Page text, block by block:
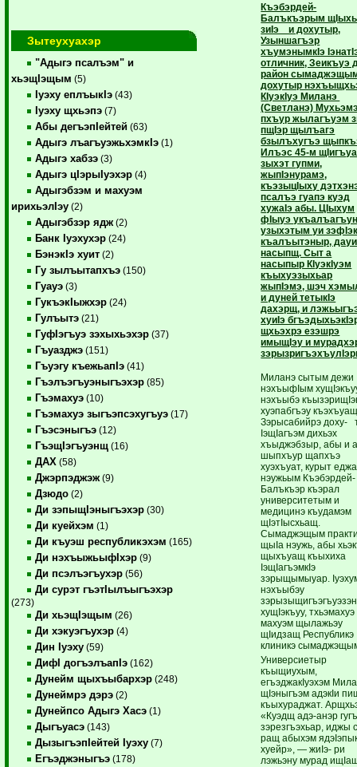
Зытеухуахэр
"Адыгэ псалъэм" и
хьэщIэщым (5)
Iуэху еплъыкIэ (43)
Iуэху щхьэпэ (7)
Абы дегъэпIейтей (63)
Адыгэ лъагъуэжьхэмкIэ (1)
Адыгэ хабзэ (3)
Адыгэ цIэрыIуэхэр (4)
Адыгэбзэм и махуэм
ирихьэлIэу (2)
Адыгэбзэр ядж (2)
Банк Iуэхухэр (24)
БэнэкIэ хуит (2)
Гу зылъытапхъэ (150)
Гуауэ (3)
ГукъэкIыжхэр (24)
Гулъытэ (21)
ГуфIэгъуэ зэхыхьэхэр (37)
Гъуазджэ (151)
Гъуэгу къежьапIэ (41)
Гъэлъэгъуэныгъэхэр (85)
Гъэмахуэ (10)
Гъэмахуэ зыгъэпсэхугъуэ (17)
Гъэсэныгъэ (12)
ГъэщIэгъуэнщ (16)
ДАХ (58)
Джэрпэджэж (9)
Дзюдо (2)
Ди зэпыщIэныгъэхэр (30)
Ди куейхэм (1)
Ди къуэш республикэхэм (165)
Ди нэхъыжьыфIхэр (9)
Ди псэлъэгъухэр (56)
Ди сурэт гъэтIылъыгъэхэр
(273)
Ди хьэщIэщым (26)
Ди хэкуэгъухэр (4)
Дин Iуэху (59)
ДифI догъэлъапIэ (162)
Дунейм щыхъыбархэр (248)
Дунеймрэ дэрэ (2)
Дунейпсо Адыгэ Хасэ (1)
Дыгъуасэ (143)
ДызыгъэпIейтей Iуэху (7)
Егъэджэныгъэ (178)
Къэбэрдей-
Балъкъэрым щIыхь
зиIэ и дохутыр,
Узыншагъэр
хъумэнымкIэ
отличник, Зеикъуэ
район
дохутыр
КIуэкIуэ Миланэ
(Светланэ)
пхъур жылагъуэм
пщIэр щылъагэ
бзылъхугъэ
Илъэс 45-м
зыхэт гупми,
жыпIэнурамэ,
къэзыцIыху
псалъэ гуапэ куэд
хужаIэ абы. ЦIыхум
фIыуэ
узыхэтым уи
къалъытэныр,
насыпщ. Сыт а
насыпыр КIуэкIуэм
къыхуэзыхьар
жыпIэмэ, шэч
и дуней тетыкIэ
дахэрщ, и
хуиIэ
щхьэхрэ езэшрэ
имыщIэу и
Миланэ сытым дежи
нэхъыфIым
нэхъыбэ
хуэпабгъэу
Зэрысабийрэ доху-
IэщIагъэм дихьэх
хъыджэбзыр, абы и
шыпхъур щапхъэ
хуэхъуат, курыт
нэужьым Къэбэрдей-
Балъкъэр къэрал
университетым и
медицинэ къудамэм
щIэтIысхьащ.
Сымаджэщым
щыIа нэужь, абы
щыхъуащ къыхиха
IэщIагъэмкIэ
зэрыщымыуар.
нэхъыбэу
хущIэкъуу, тхьэмахуэ
махуэм щылажьэу
щIидзащ Республикэ
клиникэ
Универсиетыр
къыщиухым,
егъэджакIуэхэм
щIэныгъэм адэкIи
къыхураджат.
«Куэдщ адэ-анэр
зэрезгъэхьар, иджы
ращ абыхэм
хуейр», — жиIэ- ри
лэжьэну мурад